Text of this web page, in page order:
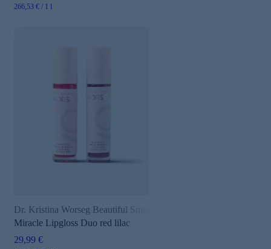
266,53 € / 1 l
Dr. Kristina Worseg Beautiful Smile
Miracle Lipgloss Duo red lilac
29,99 €